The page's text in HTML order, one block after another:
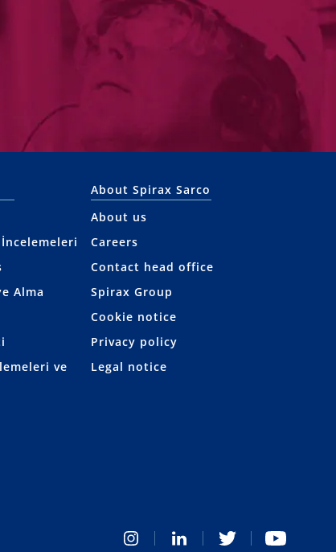
Alma
ve
About Spirax Sarco
About us
Careers
Contact head office
Spirax Group
Cookie notice
Privacy policy
Legal notice